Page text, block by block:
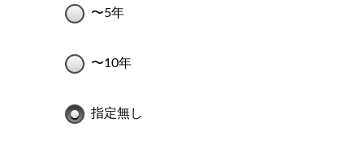
〜5年
〜10年
指定無し